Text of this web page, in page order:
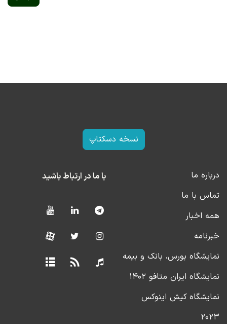
نسخه دسکتاپ
درباره ما
تماس با ما
همه اخبار
خبرنامه
نمایشگاه بورس، بانک و بیمه
نمایشگاه ایران متافو ۱۴۰۲
نمایشگاه کیش اینوکس
۲۰۲۳
با ما در ارتباط باشید